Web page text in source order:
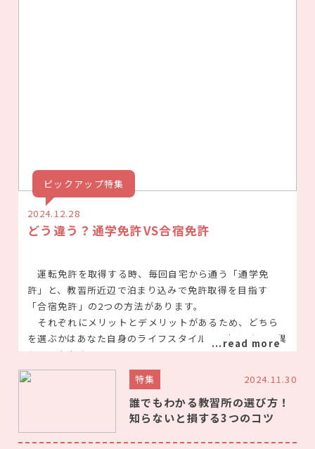
ピックアップ特集
2024.12.28
どう違う？通学免許VS合宿免許
運転免許を取得する時、毎回自宅から通う「通学免
許」と、教習所近辺で泊まり込みで免許取得を目指す
「合宿免許」の2つの方法があります。
それぞれにメリットとデメリットがあるため、どちら
を選ぶかはあなた自身のライフスタイルや目標によって異
なってきます。
それとなく分かっている通学免許と合宿免許の違いに
ついて、深掘りをしていきます。
通学免許（通い）のメリットは？
特集 2024.11.30
誰でもわかる教習所の選び方！
知らないと損する3つのコツ